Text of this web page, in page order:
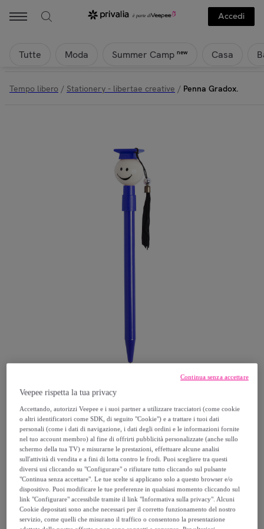
Accedi
Tutte Moda Summer Camp new Casa
Tempo libero / Stationery - libertae creative / Penna Gradox.
Tekkiwear DAM
Penna Gradox.
Modello: Unica
6,99 €
7,77 €
Veepee rispetta la tua privacy
Accettando, autorizzi Veepee e i suoi partner a utilizzare tracciatori (come cookie
o altri identificatori come SDK, di seguito "Cookie") e a trattare i tuoi dati
personali (come i dati di navigazione, i dati degli ordini e le informazioni fornite
nel tuo account membro) al fine di offrirti pubblicità personalizzate (anche sullo
schermo della tua TV) e misurarne le prestazioni, effettuare alcune analisi
sull'attività di vendita e a fini di lotta contro le frodi. Puoi scegliere tra questi
diversi usi cliccando su "Configurare" o rifiutare tutto cliccando sul pulsante
"Continua senza accettare". Le tue scelte si applicano solo a questo browser e/o
dispositivo. Puoi modificare le tue preferenze in qualsiasi momento cliccando sul
link "Configurare" accessibile tramite il link "Informativa sulla privacy". Alcuni
Cookie depositati sono anche necessari per il corretto funzionamento del nostro
servizio, come quelli che misurano il traffico o consentono la presentazione
Continua senza accettare